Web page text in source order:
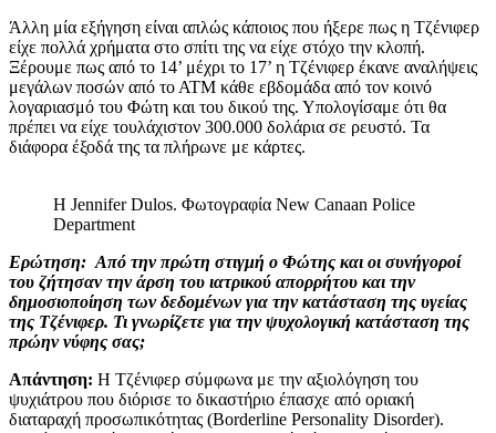
Άλλη μία εξήγηση είναι απλώς κάποιος που ήξερε πως η Τζένιφερ
είχε πολλά χρήματα στο σπίτι της να είχε στόχο την κλοπή.
Ξέρουμε πως από το 14’ μέχρι το 17’ η Τζένιφερ έκανε αναλήψεις
μεγάλων ποσών από το ΑΤΜ κάθε εβδομάδα από τον κοινό
λογαριασμό του Φώτη και του δικού της. Υπολογίσαμε ότι θα
πρέπει να είχε τουλάχιστον 300.000 δολάρια σε ρευστό. Τα
διάφορα έξοδά της τα πλήρωνε με κάρτες.
H Jennifer Dulos. Φωτογραφία New Canaan Police
Department
Ερώτηση: Από την πρώτη στιγμή ο Φώτης και οι συνήγοροί
του ζήτησαν την άρση του ιατρικού απορρήτου και την
δημοσιοποίηση των δεδομένων για την κατάσταση της υγείας
της Τζένιφερ. Τι γνωρίζετε για την ψυχολογική κατάσταση της
πρώην νύφης σας;
Απάντηση: Η Τζένιφερ σύμφωνα με την αξιολόγηση του
ψυχιάτρου που διόρισε το δικαστήριο έπασχε από οριακή
διαταραχή προσωπικότητας (Borderline Personality Disorder).